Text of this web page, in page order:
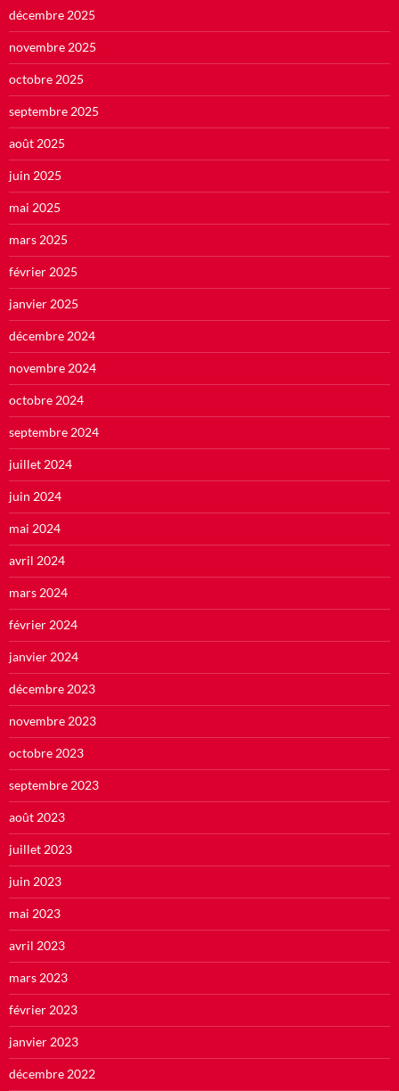
décembre 2025
novembre 2025
octobre 2025
septembre 2025
août 2025
juin 2025
mai 2025
mars 2025
février 2025
janvier 2025
décembre 2024
novembre 2024
octobre 2024
septembre 2024
juillet 2024
juin 2024
mai 2024
avril 2024
mars 2024
février 2024
janvier 2024
décembre 2023
novembre 2023
octobre 2023
septembre 2023
août 2023
juillet 2023
juin 2023
mai 2023
avril 2023
mars 2023
février 2023
janvier 2023
décembre 2022